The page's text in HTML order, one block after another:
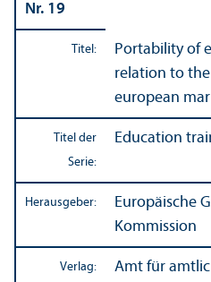
Nr. 19
Titel:
Portability of
relation to
european
Titel der
Serie:
Education
Herausgeber:
Europäische
Kommission
Verlag: Amt für